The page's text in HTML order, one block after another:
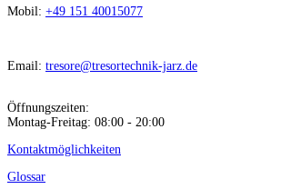
Mobil: +49 151 40015077
Email: tresore@tresortechnik-jarz.de
Öffnungszeiten:
Montag-Freitag: 08:00 - 20:00
Kontaktmöglichkeiten
Glossar